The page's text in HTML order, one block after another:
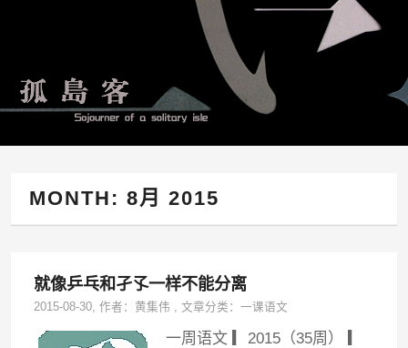
MONTH:8月 2015
就像乒乓和孑孓一样不能分离
2015-08-30, 作者：黄集伟 ,文章分类：一课语文
一周语文 ▎2015（35周） ▎